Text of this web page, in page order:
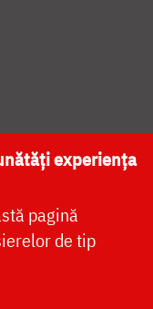
NAȚIONALĂ
experiența
pagină
de tip